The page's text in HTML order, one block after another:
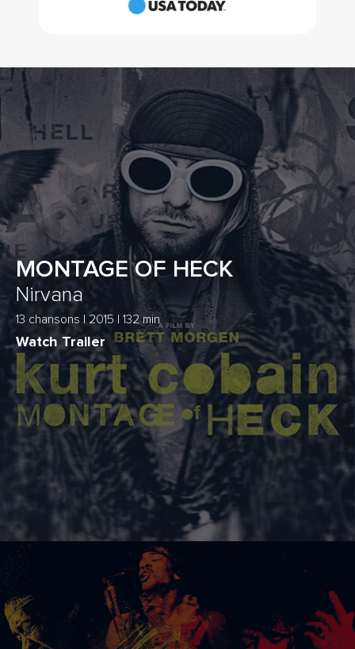
MONTAGE OF HECK
Nirvana
13 chansons | 2015 | 132 min
Watch Trailer